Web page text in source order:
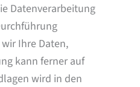
Datenverarbeitung
Ihre Daten,
kann ferner auf
wird in den